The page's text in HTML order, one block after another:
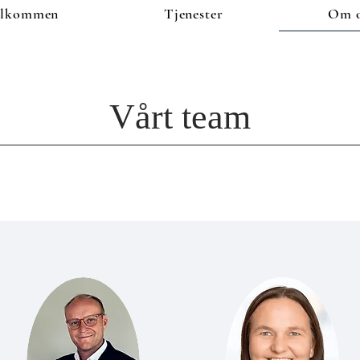
Vårt team
Tjenester Om